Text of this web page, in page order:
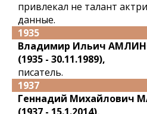
привлекал не талант
данные.
1935
Владимир Ильич
(1935 - 30.11.1989),
писатель.
1937
Геннадий Михайлович